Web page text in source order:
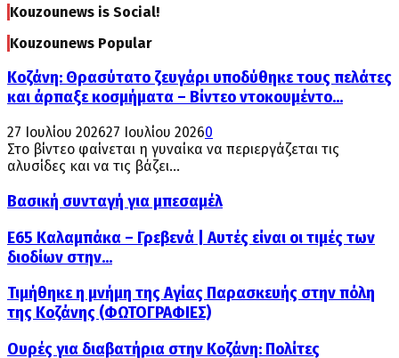
Kouzounews is Social!
Kouzounews Popular
Κοζάνη: Θρασύτατο ζευγάρι υποδύθηκε τους πελάτες
και άρπαξε κοσμήματα – Βίντεο ντοκουμέντο...
27 Ιουλίου 202627 Ιουλίου 20260
Στο βίντεο φαίνεται η γυναίκα να περιεργάζεται τις
αλυσίδες και να τις βάζει...
Βασική συνταγή για μπεσαμέλ
Ε65 Καλαμπάκα – Γρεβενά | Αυτές είναι οι τιμές των
διοδίων στην...
Τιμήθηκε η μνήμη της Αγίας Παρασκευής στην πόλη
της Κοζάνης (ΦΩΤΟΓΡΑΦΙΕΣ)
Ουρές για διαβατήρια στην Κοζάνη: Πολίτες